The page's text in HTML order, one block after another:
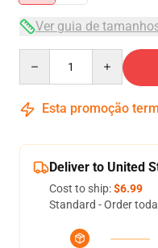
Ver guia de
Esta promoção
Deliver to United
Cost to ship:$6.99
Standard - Order